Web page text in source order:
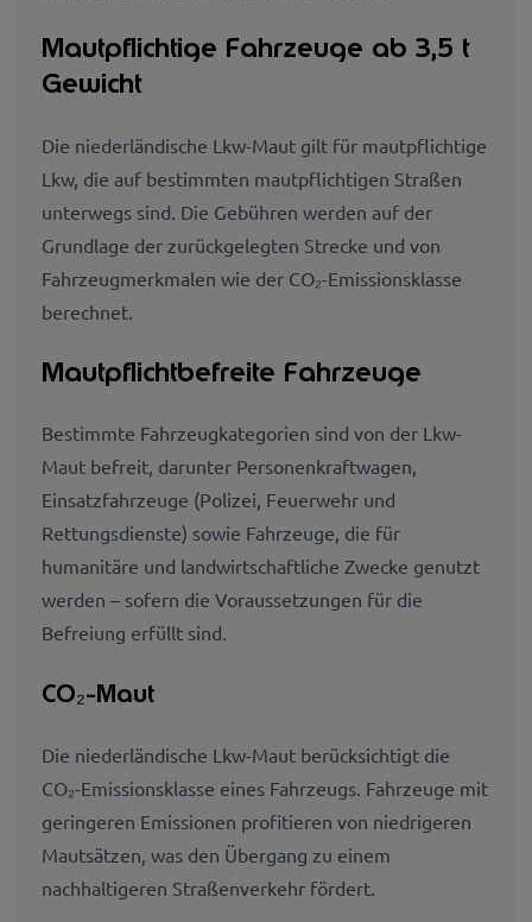
Mautpflichtige Fahrzeuge ab 3,5 t
Gewicht
Die niederländische Lkw-Maut gilt für mautpflichtige
Lkw, die auf bestimmten mautpflichtigen Straßen
unterwegs sind. Die Gebühren werden auf der
Grundlage der zurückgelegten Strecke und von
Fahrzeugmerkmalen wie der CO₂-Emissionsklasse
berechnet.
Mautpflichtbefreite Fahrzeuge
Bestimmte Fahrzeugkategorien sind von der Lkw-
Maut befreit, darunter Personenkraftwagen,
Einsatzfahrzeuge (Polizei, Feuerwehr und
Rettungsdienste) sowie Fahrzeuge, die für
humanitäre und landwirtschaftliche Zwecke genutzt
werden – sofern die Voraussetzungen für die
Befreiung erfüllt sind.
CO₂-Maut
Die niederländische Lkw-Maut berücksichtigt die
CO₂-Emissionsklasse eines Fahrzeugs. Fahrzeuge mit
geringeren Emissionen profitieren von niedrigeren
Mautsätzen, was den Übergang zu einem
nachhaltigeren Straßenverkehr fördert.